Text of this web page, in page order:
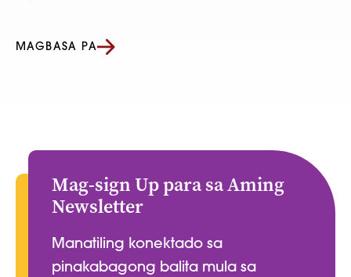
MAGBASA PA
Mag-sign Up para sa Aming
Newsletter
Manatiling konektado sa
pinakabagong balita mula sa